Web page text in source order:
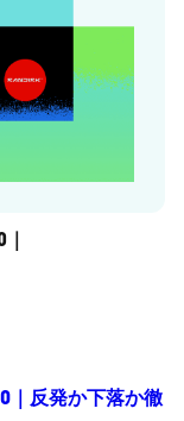
反発か下落か徹